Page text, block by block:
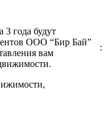
года будут
ООО “Бир Бай”
вам
: